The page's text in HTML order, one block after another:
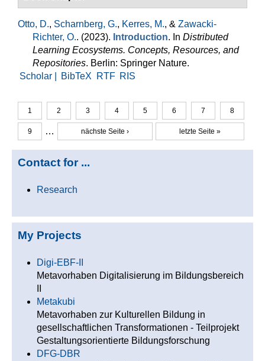
Otto, D., Scharnberg, G., Kerres, M., & Zawacki-
Richter, O.. (2023). Introduction. In Distributed
Learning Ecosystems. Concepts, Resources, and
Repositories. Berlin: Springer Nature.
Scholar |
BibTeX RTF RIS
Seiten
1 2 3 4 5 6 7 8
9 … nächste Seite › letzte Seite »
Contact for ...
Research
My Projects
Digi-EBF-II
Metavorhaben Digitalisierung im Bildungsbereich
Metakubi
Metavorhaben zur Kulturellen Bildung in
gesellschaftlichen Transformationen - Teilprojekt
Gestaltungsorientierte Bildungsforschung
DFG-DBR